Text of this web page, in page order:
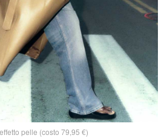
pelle (costo 79,95 €)